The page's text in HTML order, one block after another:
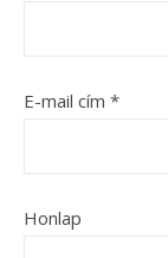
E-mail cím *
Honlap